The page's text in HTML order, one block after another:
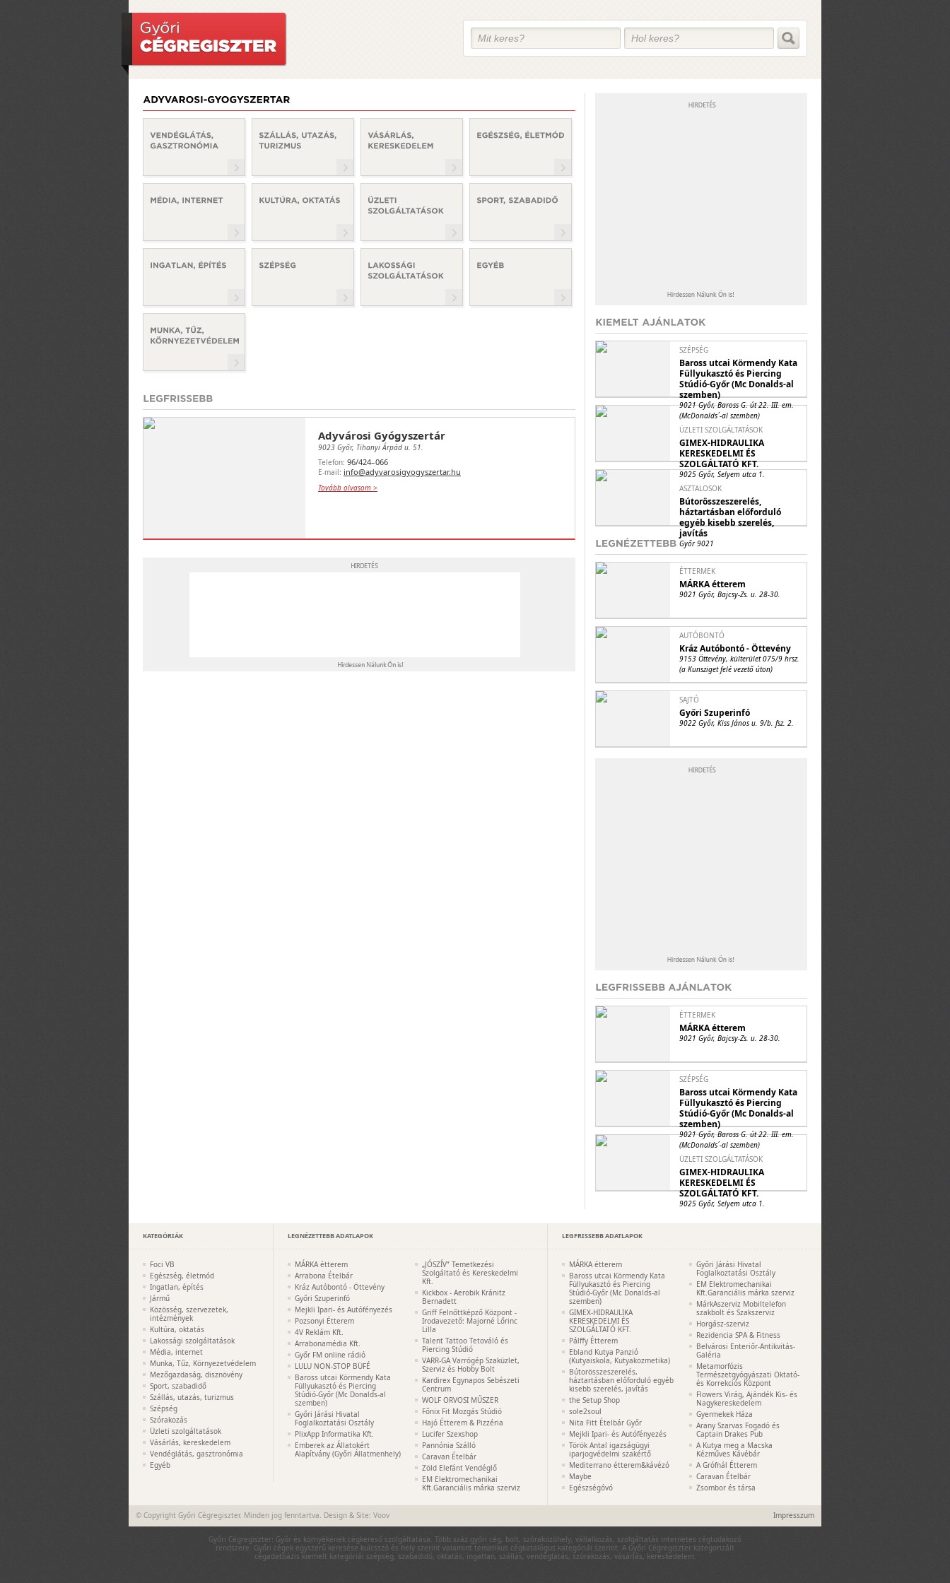
Adyvárosi Gyógyszertár
9023 Győr, Tihanyi Árpád u. 51.
Telefon: 96/424–066
E-mail: info@adyvarosigyogyszertar.hu
Tovább olvasom >
SZÉPSÉG
Baross utcai Körmendy Kata
Füllyukasztó és Piercing
Stúdió-Győr (Mc Donalds-al
szemben)
9021 Győr, Baross G. út 22. III. em.
(McDonalds´-al szemben)
ÜZLETI SZOLGÁLTATÁSOK
GIMEX-HIDRAULIKA
KERESKEDELMI ÉS
SZOLGÁLTATÓ KFT.
9025 Győr, Selyem utca 1.
ASZTALOSOK
Bútorösszeszerelés,
háztartásban előforduló
egyéb kisebb szerelés,
javítás
Győr 9021
ÉTTERMEK
MÁRKA étterem
9021 Győr, Bajcsy-Zs. u. 28-30.
AUTÓBONTÓ
Kráz Autóbontó - Öttevény
9153 Öttevény, külterület 075/9 hrsz.
(a Kunsziget felé vezető úton)
SAJTÓ
Győri Szuperinfó
9022 Győr, Kiss János u. 9/b. fsz. 2.
ÉTTERMEK
MÁRKA étterem
9021 Győr, Bajcsy-Zs. u. 28-30.
SZÉPSÉG
Baross utcai Körmendy Kata
Füllyukasztó és Piercing
Stúdió-Győr (Mc Donalds-al
szemben)
9021 Győr, Baross G. út 22. III. em.
(McDonalds´-al szemben)
ÜZLETI SZOLGÁLTATÁSOK
GIMEX-HIDRAULIKA
KERESKEDELMI ÉS
SZOLGÁLTATÓ KFT.
9025 Győr, Selyem utca 1.
KATEGÓRIÁK
Foci VB
Egészség, életmód
Ingatlan, építés
Jármű
Közösség, szervezetek,
intézmények
Kultúra, oktatás
Lakossági szolgáltatások
Média, internet
Munka, Tűz, Környezetvédelem
Mezőgazdaság, disznövény
Sport, szabadidő
Szállás, utazás, turizmus
Szépség
Szórakozás
Üzleti szolgáltatások
Vásárlás, kereskedelem
Vendéglátás, gasztronómia
Egyéb
LEGNÉZETTEBB ADATLAPOK
MÁRKA étterem
Arrabona Ételbár
Kráz Autóbontó - Öttevény
Győri Szuperinfó
Mejkli Ipari- és Autófényezés
Pozsonyi Étterem
4V Reklám Kft.
Arrabonamédia Kft.
Győr FM online rádió
LULU NON-STOP BÜFÉ
Baross utcai Körmendy Kata
Füllyukasztó és Piercing
Stúdió-Győr (Mc Donalds-al
szemben)
Győri Járási Hivatal
Foglalkoztatási Osztály
PlixApp Informatika Kft.
Emberek az Állatokért
Alapítvány (Győri Állatmenhely)
„JÓSZÍV” Temetkezési
Szolgáltató és Kereskedelmi
Kft.
Kickbox - Aerobik Kránitz
Bernadett
Griff Felnőttképző Központ -
Irodavezető: Majorné Lőrinc
Lilla
Talent Tattoo Tetováló és
Piercing Stúdió
VARR-GA Varrógép Szaküzlet,
Szerviz és Hobby Bolt
Kardirex Egynapos Sebészeti
Centrum
WOLF ORVOSI MŰSZER
Főnix Fit Mozgás Stúdió
Hajó Étterem & Pizzéria
Lucifer Szexshop
Pannónia Szálló
Caravan Ételbár
Zöld Elefánt Vendéglő
EM Elektromechanikai
Kft.Garanciális márka szerviz
LEGFRISSEBB ADATLAPOK
MÁRKA étterem
Baross utcai Körmendy Kata
Füllyukasztó és Piercing
Stúdió-Győr (Mc Donalds-al
szemben)
GIMEX-HIDRAULIKA
KERESKEDELMI ÉS
SZOLGÁLTATÓ KFT.
Pálffy Étterem
Ebland Kutya Panzió
(Kutyaiskola, Kutyakozmetika)
Bútorösszeszerelés,
háztartásban előforduló egyéb
kisebb szerelés, javítás
the Setup Shop
sole2soul
Nita Fitt Ételbár Győr
Mejkli Ipari- és Autófényezés
Török Antal igazságügyi
iparjogvédelmi szakértő
Mediterrano étterem&kávézó
Maybe
Egészségóvó
Győri Járási Hivatal
Foglalkoztatási Osztály
EM Elektromechanikai
Kft.Garanciális márka szerviz
MárkAszerviz Mobiltelefon
szakbolt és Szakszerviz
Horgász-szerviz
Rezidencia SPA & Fitness
Belvárosi Enteriőr-Antikvitás-
Galéria
Metamorfózis
Természetgyógyászati Oktató-
és Korrekciós Központ
Flowers Virág, Ajándék Kis- és
Nagykereskedelem
Gyermekek Háza
Arany Szarvas Fogadó és
Captain Drakes Pub
A Kutya meg a Macska
Kézműves Kávébár
A Grófnál Étterem
Caravan Ételbár
Zsombor és társa
© Copyright Győri Cégregiszter. Minden jog fenntartva. Design & Site: Voov Impresszum
Győri Cégregiszter: Győr és környékének cégkereső szolgáltatása. Több száz győri cég, bolt, szórakozóhely, vállalkozás, szolgáltatás internetes cégtudakozó
rendszere. Győri cégek egyszerű keresése kulcsszó és hely szerint valamint tematikus cégkatalógus kategóriái szerint. A Győri Cégregiszter kategorizált
cégadatbázis kiemelt kategóriái szépség, szabadidő, oktatás, ingatlan, szállás, vendéglátás, szórakozás, vásárlás, kereskedelem.